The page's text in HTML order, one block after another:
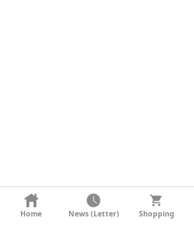
KONTAKT
Home News (Letter) Shopping